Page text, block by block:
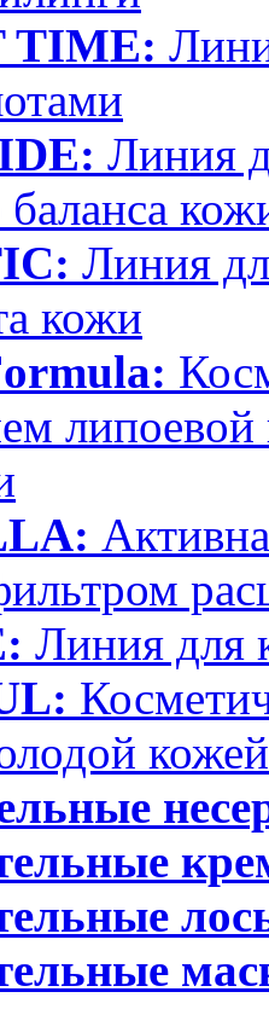
TIME:
Линия
Линия
кожи
Линия для
кожей